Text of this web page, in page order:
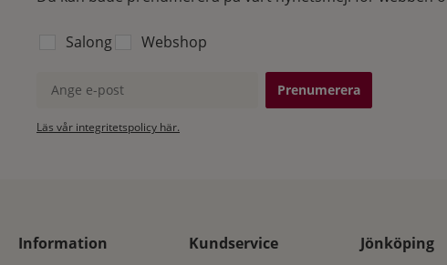
Välj vilken lista du vill prenumerera på:
Salong
Webshop
Ange e-post
Läs vår integritetspolicy här.
Information Kundservice Jönköping